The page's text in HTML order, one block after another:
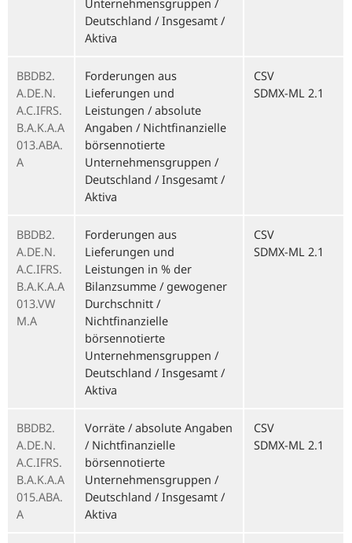
Unternehmensgruppen /
Deutschland / Insgesamt /
Aktiva
BBDB2.
A.DE.N.
A.C.IFRS.
B.A.K.A.A
013.ABA.
A
Forderungen aus
Lieferungen und
Leistungen / absolute
Angaben / Nichtfinanzielle
börsennotierte
Unternehmensgruppen /
Deutschland / Insgesamt /
Aktiva
CSV
SDMX-ML 2.1
BBDB2.
A.DE.N.
A.C.IFRS.
B.A.K.A.A
013.VW
M.A
Forderungen aus
Lieferungen und
Leistungen in % der
Bilanzsumme / gewogener
Durchschnitt /
Nichtfinanzielle
börsennotierte
Unternehmensgruppen /
Deutschland / Insgesamt /
Aktiva
CSV
SDMX-ML 2.1
BBDB2.
A.DE.N.
A.C.IFRS.
B.A.K.A.A
015.ABA.
A
Vorräte / absolute Angaben
/ Nichtfinanzielle
börsennotierte
Unternehmensgruppen /
Deutschland / Insgesamt /
Aktiva
CSV
SDMX-ML 2.1